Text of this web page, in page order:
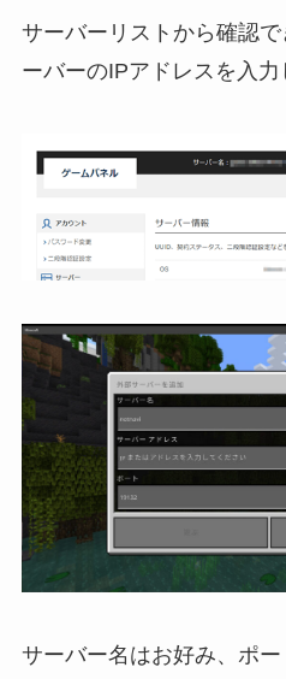
サーバーリストから確認
ーバーのIPアドレスを入力
サーバー名はお好み、ポ